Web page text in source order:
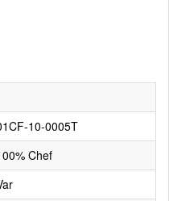
10-0005T
Chef